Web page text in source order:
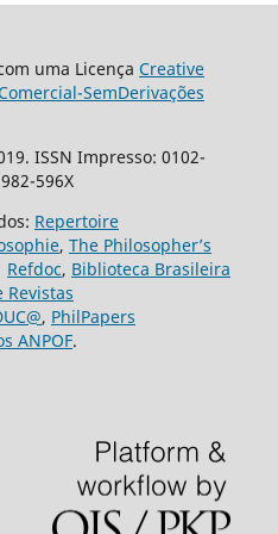
uma Licença Creative
SemDerivações
ISSN Impresso: 0102-
596X
Repertoire
, The Philosopher’s
Refdoc, Biblioteca Brasileira
Revistas
, PhilPapers
ANPOF.